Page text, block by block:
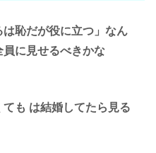
は恥だが役に立つ」なん
に見せるべきかな
も は結婚してたら見る